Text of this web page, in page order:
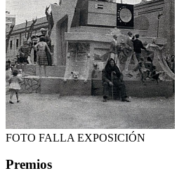
FOTO FALLA EXPOSICIÓN
Premios